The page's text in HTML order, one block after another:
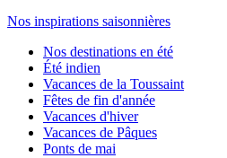
Nos inspirations saisonnières
Nos destinations en été
Été indien
Vacances de la Toussaint
Fêtes de fin d'année
Vacances d'hiver
Vacances de Pâques
Ponts de mai